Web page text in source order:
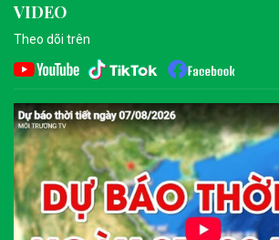
VIDEO
Theo dõi trên